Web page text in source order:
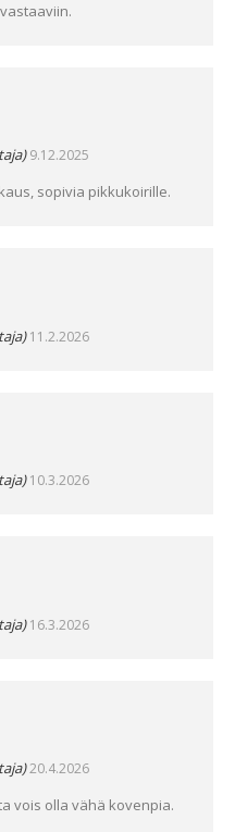
9.12.2025
sopivia pikkukoirille.
11.2.2026
10.3.2026
16.3.2026
20.4.2026
vois olla vähä kovenpia.